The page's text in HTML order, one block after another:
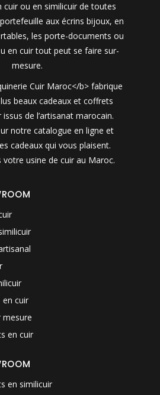
cuir ou en similicuir de toutes
aux écrins bijoux, en
les porte-documents ou
en cuir tout peut se faire sur-
mesure.
Cuir Maroc</b> fabrique
beaux cadeaux et coffrets
de l’artisanat marocain.
notre catalogue en ligne et
cadeaux qui vous plaisent.
votre usine de cuir au Maroc.
en cuir
mesure
en cuir
en similicuir